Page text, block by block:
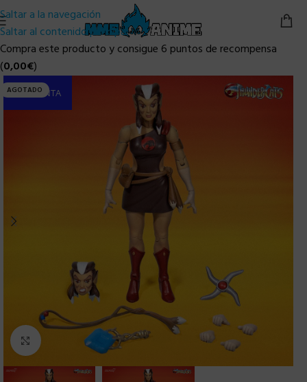
Saltar a la navegación
Saltar al contenido principal
Compra este producto y consigue 6 puntos de recompensa
(0,00€)
AGOTADO
PRE-VENTA
Clic para ampliar